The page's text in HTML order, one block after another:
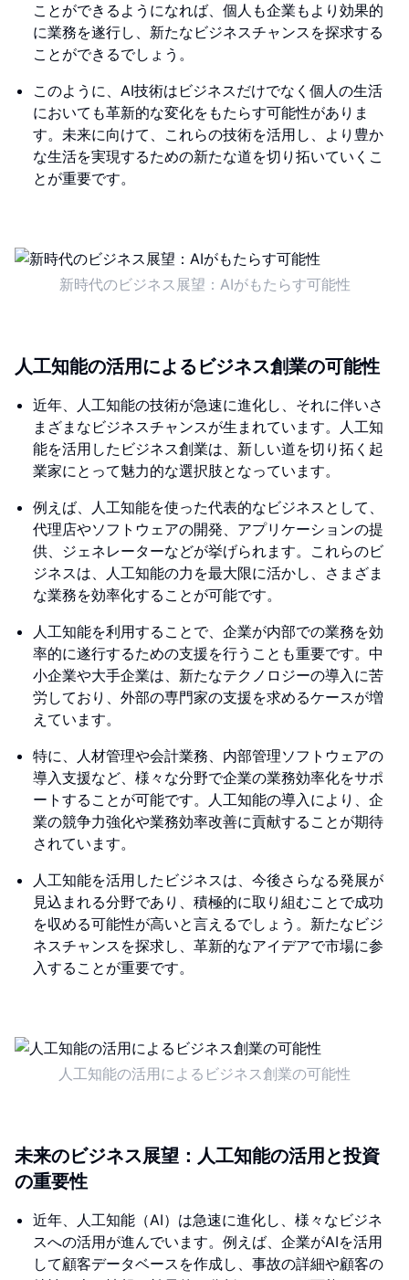
ことができるようになれば、個人も企業もより効果的
に業務を遂行し、新たなビジネスチャンスを探求する
ことができるでしょう。
このように、AI技術はビジネスだけでなく個人の生活
においても革新的な変化をもたらす可能性がありま
す。未来に向けて、これらの技術を活用し、より豊か
な生活を実現するための新たな道を切り拓いていくこ
とが重要です。
新時代のビジネス展望：AIがもたらす可能性
人工知能の活用によるビジネス創業の可能性
近年、人工知能の技術が急速に進化し、それに伴いさ
まざまなビジネスチャンスが生まれています。人工知
能を活用したビジネス創業は、新しい道を切り拓く起
業家にとって魅力的な選択肢となっています。
例えば、人工知能を使った代表的なビジネスとして、
代理店やソフトウェアの開発、アプリケーションの提
供、ジェネレーターなどが挙げられます。これらのビ
ジネスは、人工知能の力を最大限に活かし、さまざま
な業務を効率化することが可能です。
人工知能を利用することで、企業が内部での業務を効
率的に遂行するための支援を行うことも重要です。中
小企業や大手企業は、新たなテクノロジーの導入に苦
労しており、外部の専門家の支援を求めるケースが増
えています。
特に、人材管理や会計業務、内部管理ソフトウェアの
導入支援など、様々な分野で企業の業務効率化をサポ
ートすることが可能です。人工知能の導入により、企
業の競争力強化や業務効率改善に貢献することが期待
されています。
人工知能を活用したビジネスは、今後さらなる発展が
見込まれる分野であり、積極的に取り組むことで成功
を収める可能性が高いと言えるでしょう。新たなビジ
ネスチャンスを探求し、革新的なアイデアで市場に参
入することが重要です。
人工知能の活用によるビジネス創業の可能性
未来のビジネス展望：人工知能の活用と投資
の重要性
近年、人工知能（AI）は急速に進化し、様々なビジネ
スへの活用が進んでいます。例えば、企業がAIを活用
して顧客データベースを作成し、事故の詳細や顧客の